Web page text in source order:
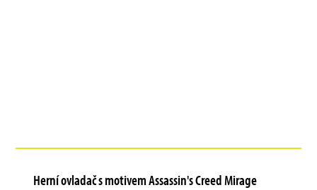
Herní ovladač s motivem Assassin's Creed Mirage